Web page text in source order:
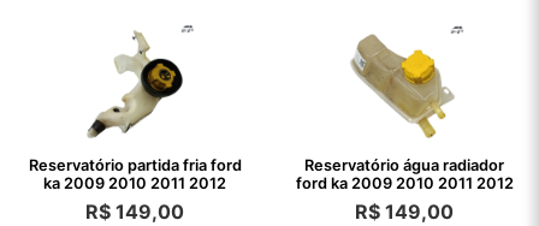
Reservatório partida fria ford
ka 2009 2010 2011 2012
R$ 149,00
Reservatório água radiador
ford ka 2009 2010 2011 2012
R$ 149,00